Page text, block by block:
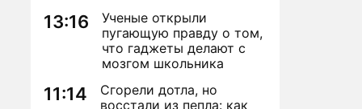
13:16
Ученые открыли
пугающую правду о том,
что гаджеты делают с
мозгом школьника
11:14
Сгорели дотла, но
восстали из пепла: как